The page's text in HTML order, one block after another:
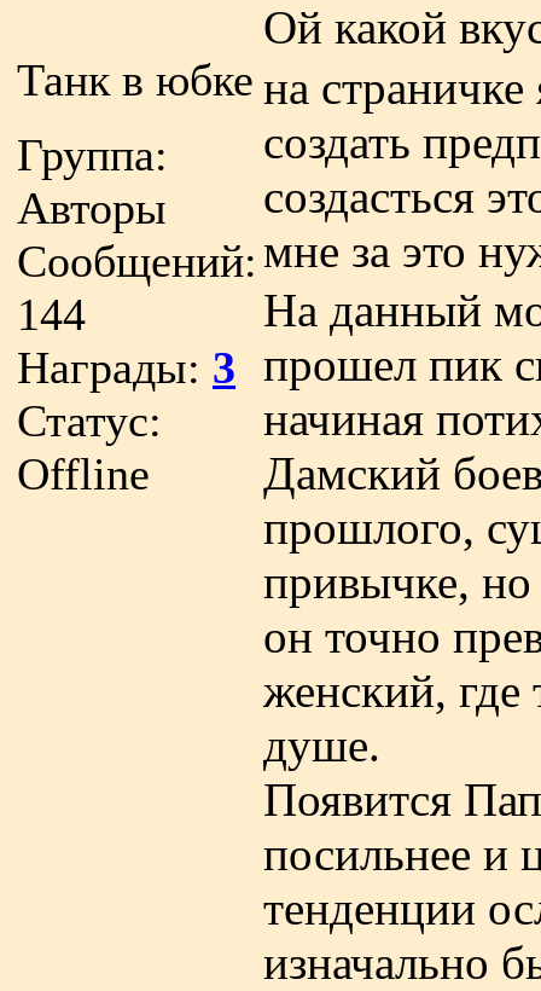
Танк в юбке
Группа:
Авторы
Сообщений:
144
Награды: 3
Статус:
Offline
Ой какой
на
создать
создасться
мне за это
На данный
прошел пик
начиная
Дамский
прошлого,
привычке, но
он точно
женский, где
душе.
Появится
посильнее и
тенденции
изначально